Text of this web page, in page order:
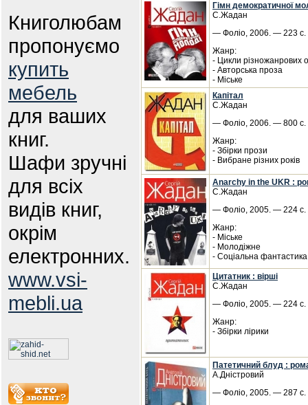
Книголюбам
пропонуємо
купить
мебель
для ваших
книг.
Шафи зручні
для всіх
видів книг,
окрім
електронних.
www.vsi-
mebli.ua
Гімн демократичної
С.Жадан
— Фоліо, 2006. — 223 с.
Жанр:
- Цикли різножанрових
- Авторська проза
- Міське
Капітал
С.Жадан
— Фоліо, 2006. — 800 с.
Жанр:
- Збірки прози
- Вибране різних років
Anarchy in the UKR :
С.Жадан
— Фоліо, 2005. — 224 с.
Жанр:
- Міське
- Молодіжне
- Соціальна фантастика
Цитатник : вірші
С.Жадан
— Фоліо, 2005. — 224 с.
Жанр:
- Збірки лірики
Патетичний блуд :
А.Дністровий
— Фоліо, 2005. — 287 с.